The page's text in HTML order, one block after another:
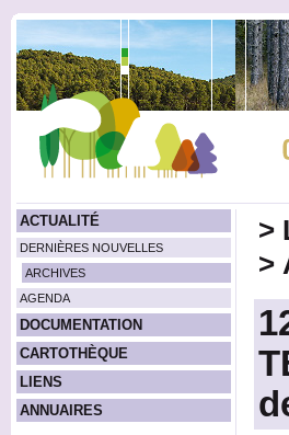
ACTUALITÉ
DERNIÈRES NOUVELLES
ARCHIVES
AGENDA
DOCUMENTATION
CARTOTHÈQUE
LIENS
ANNUAIRES
>
>